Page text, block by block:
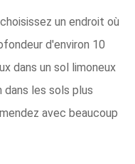
un endroit où
d'environ 10
dans un sol limoneux
dans les sols plus
avec beaucoup